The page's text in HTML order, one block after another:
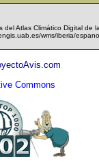
Atlas Climático Digital
wms/iberia/
Commons